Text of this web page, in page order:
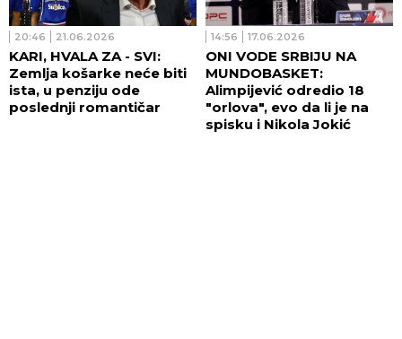
20:46 21.06.2026
KARI, HVALA ZA - SVI:
Zemlja košarke neće biti
ista, u penziju ode
poslednji romantičar
14:56 17.06.2026
ONI VODE SRBIJU NA
MUNDOBASKET:
Alimpijević odredio 18
"orlova", evo da li je na
spisku i Nikola Jokić